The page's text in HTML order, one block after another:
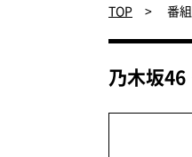
TOP > 番
乃木坂